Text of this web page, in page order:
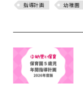
指導計画 幼稚園